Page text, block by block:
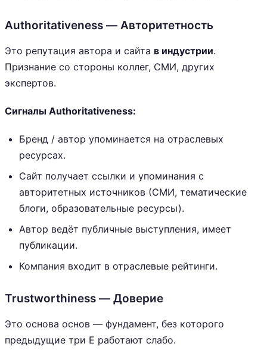
Authoritativeness — Авторитетность
Это репутация автора и сайта в индустрии.
Признание со стороны коллег, СМИ, других
экспертов.
Сигналы Authoritativeness:
Бренд / автор упоминается на отраслевых
ресурсах.
Сайт получает ссылки и упоминания с
авторитетных источников (СМИ, тематические
блоги, образовательные ресурсы).
Автор ведёт публичные выступления, имеет
публикации.
Компания входит в отраслевые рейтинги.
Trustworthiness — Доверие
Это основа основ — фундамент, без которого
предыдущие три E работают слабо.